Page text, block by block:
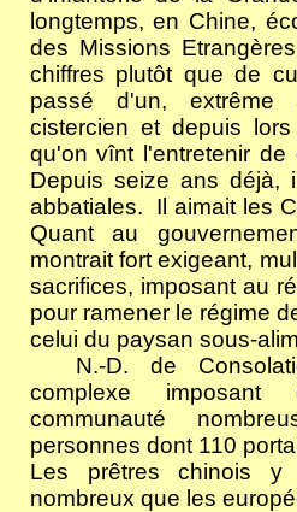
longtemps, en Chine,
des Missions
chiffres plutôt que de
passé d'un,
cistercien et depuis
qu'on vînt l'entretenir de
Depuis seize ans déjà,
abbatiales.
Il aimait les
Quant au
montrait fort exigeant,
sacrifices, imposant au
pour ramener le régime
celui du paysan sous-
N.-D. de
complexe
communauté
personnes dont 110
Les prêtres chinois
nombreux que les